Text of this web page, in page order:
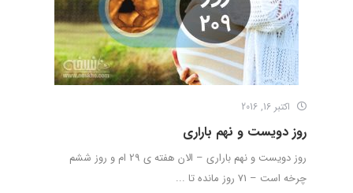
اکتبر 16, 2016
روز دویست و نهم باراری
روز دویست و نهم باراری – الان هفته ی 29 ام و روز ششم
چرخه است – 71 روز مانده تا ...